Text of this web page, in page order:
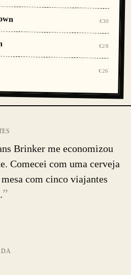
€30
€28
€26
Brinker me economizou
Comecei com uma cerveja
com cinco viajantes
”